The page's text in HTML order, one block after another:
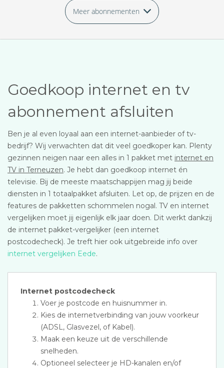
Meer abonnementen
Goedkoop internet en tv
abonnement afsluiten
Ben je al even loyaal aan een internet-aanbieder of tv-
bedrijf? Wij verwachten dat dit veel goedkoper kan. Plenty
gezinnen neigen naar een alles in 1 pakket met internet en
TV in Terneuzen. Je hebt dan goedkoop internet én
televisie. Bij de meeste maatschappijen mag jij beide
diensten in 1 totaalpakket afsluiten. Let op, de prijzen en de
features de pakketten schommelen nogal. TV en internet
vergelijken moet jij eigenlijk elk jaar doen. Dit werkt dankzij
de internet pakket-vergelijker (een internet
postcodecheck). Je treft hier ook uitgebreide info over
internet vergelijken Eede.
Internet postcodecheck
Voer je postcode en huisnummer in.
Kies de internetverbinding van jouw voorkeur
(ADSL, Glasvezel, of Kabel).
Maak een keuze uit de verschillende
snelheden.
Optioneel selecteer je HD-kanalen en/of